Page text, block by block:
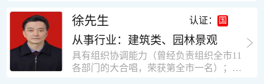
营乡刘庄火力发电厂项目经理，该项目有
平方装配式工业厂房，焦作市林果住宅小
区项目经理，该项目有住宅楼9栋6层砖混
结构，总建筑面积36000平方米。2004年
建与扩充经验，并具备教育训练能力；
辽宁华夏律师事务所和辽宁鑫诺律师事务
所执业。王律师在数十年的执业经历中，
多次与美国、英国、香港、北京、深圳等
地的律师共同办理法律事务。 对民商事的
诉讼和非诉讼的合同纠纷、劳动纠纷、债
徐先生 认证：
从事行业：建筑类、园林景观
具有组织协调能力（曾经负责组织全市11
各部门的大合唱，荣获第全市一名）；知